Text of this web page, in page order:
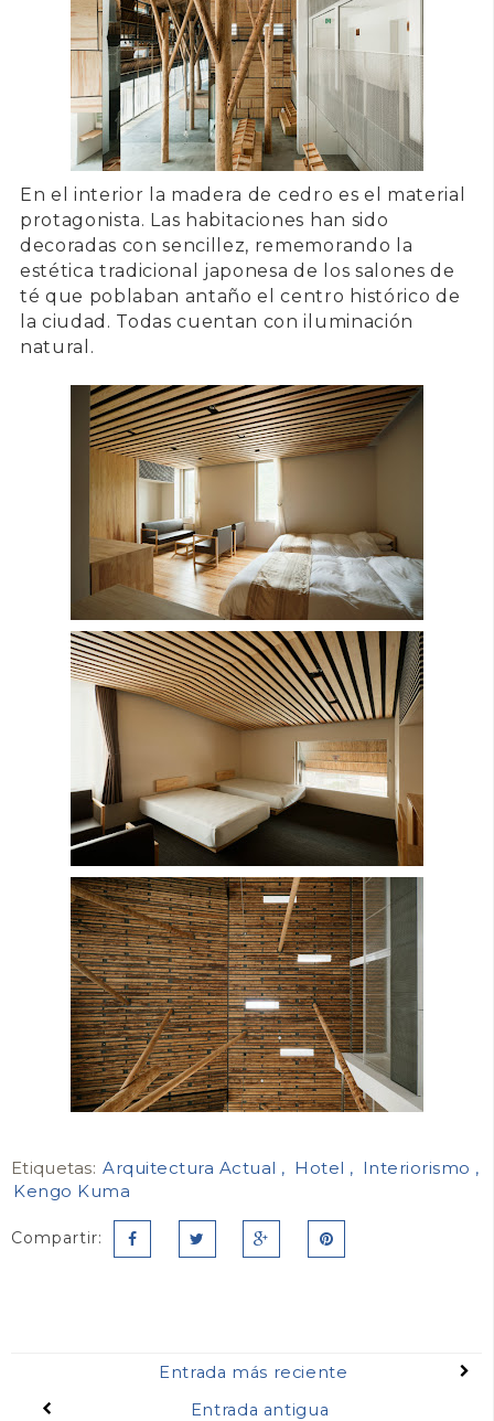
En el interior la madera de cedro es el material
protagonista. Las habitaciones han sido
decoradas con sencillez, rememorando la
estética tradicional japonesa de los salones de
té que poblaban antaño el centro histórico de
la ciudad. Todas cuentan con iluminación
natural.
Etiquetas: Arquitectura Actual Hotel
Interiorismo
Kengo Kuma
Compartir:
Entrada más reciente
Entrada antigua